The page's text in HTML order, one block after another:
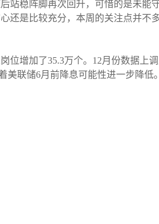
站稳阵脚再次回升，可惜的是未能
还是比较充分，本周的关注点并不
位增加了35.3万个。12月份数据上
美联储6月前降息可能性进一步降